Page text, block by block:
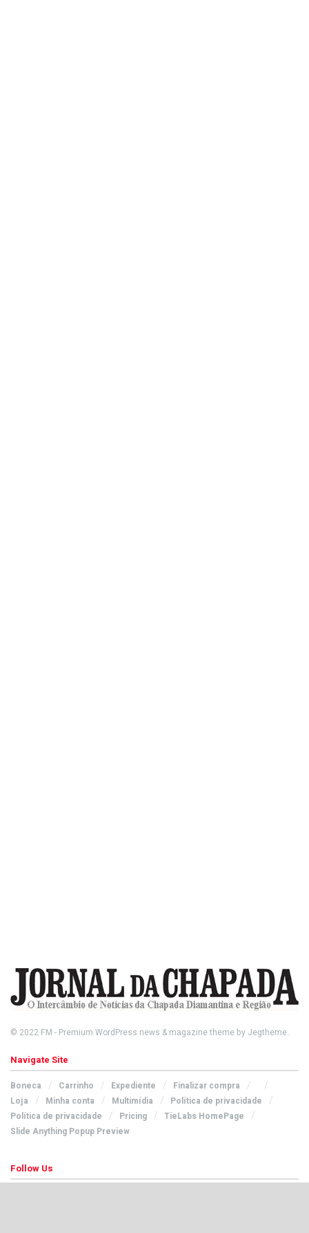
© 2022 FM - Premium WordPress news & magazine theme by Jegtheme.
Navigate Site
Boneca Carrinho Expediente
Finalizar compra
Loja
Minha conta Multimídia
Política de privacidade
Política de privacidade
Pricing
TieLabs HomePage
Slide Anything Popup Preview
Follow Us